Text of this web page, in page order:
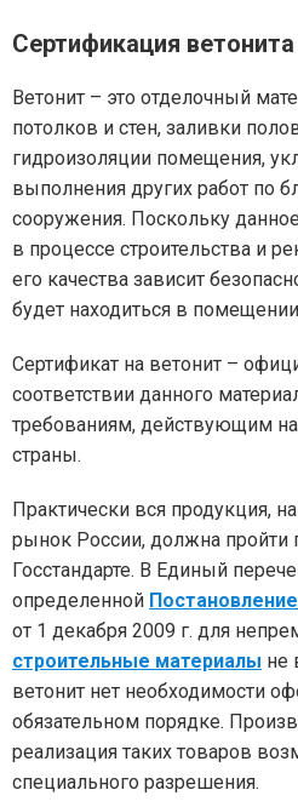
Сертификация ветонита
Ветонит – это отделочный
потолков и стен, заливки
гидроизоляции помещения,
выполнения других работ по
сооружения. Поскольку
в процессе строительства и
его качества зависит
будет находиться в
Сертификат на ветонит –
соответствии данного
требованиям, действующим
страны.
Практически вся продукция,
рынок России, должна пройти
Госстандарте. В Единый
определенной
от 1 декабря 2009 г. для
строительные материалы не
ветонит нет необходимости
обязательном порядке.
реализация таких товаров
специального разрешения.